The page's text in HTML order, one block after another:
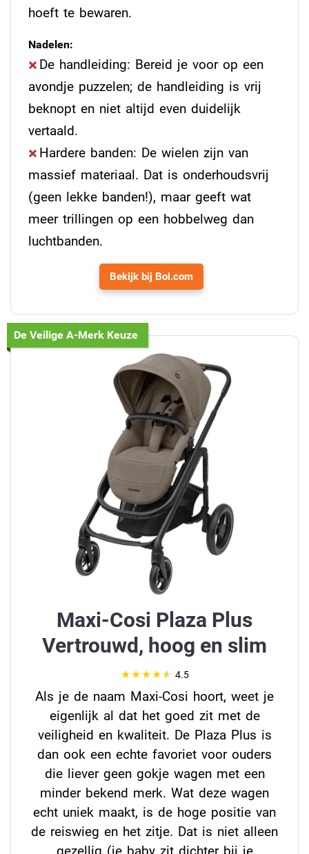
hoeft te bewaren.
Nadelen:
De handleiding: Bereid je voor op een
avondje puzzelen; de handleiding is vrij
beknopt en niet altijd even duidelijk
vertaald.
Hardere banden: De wielen zijn van
massief materiaal. Dat is onderhoudsvrij
(geen lekke banden!), maar geeft wat
meer trillingen op een hobbelweg dan
luchtbanden.
Bekijk bij Bol.com
De Veilige A-Merk Keuze
Maxi-Cosi Plaza Plus
Vertrouwd, hoog en slim
4.5
Als je de naam Maxi-Cosi hoort, weet je
eigenlijk al dat het goed zit met de
veiligheid en kwaliteit. De Plaza Plus is
dan ook een echte favoriet voor ouders
die liever geen gokje wagen met een
minder bekend merk. Wat deze wagen
echt uniek maakt, is de hoge positie van
de reiswieg en het zitje. Dat is niet alleen